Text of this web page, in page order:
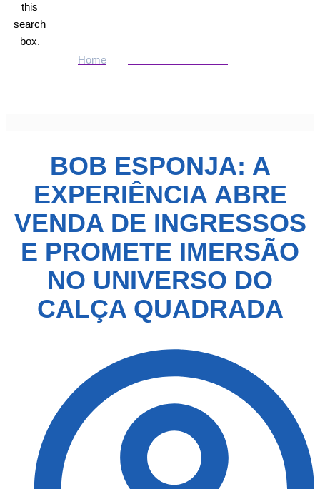
this
search
box.
Home
BOB ESPONJA: A
EXPERIÊNCIA ABRE
VENDA DE INGRESSOS
E PROMETE IMERSÃO
NO UNIVERSO DO
CALÇA QUADRADA